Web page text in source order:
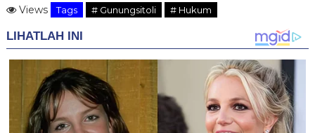
Views
Tags # Gunungsitoli # Hukum